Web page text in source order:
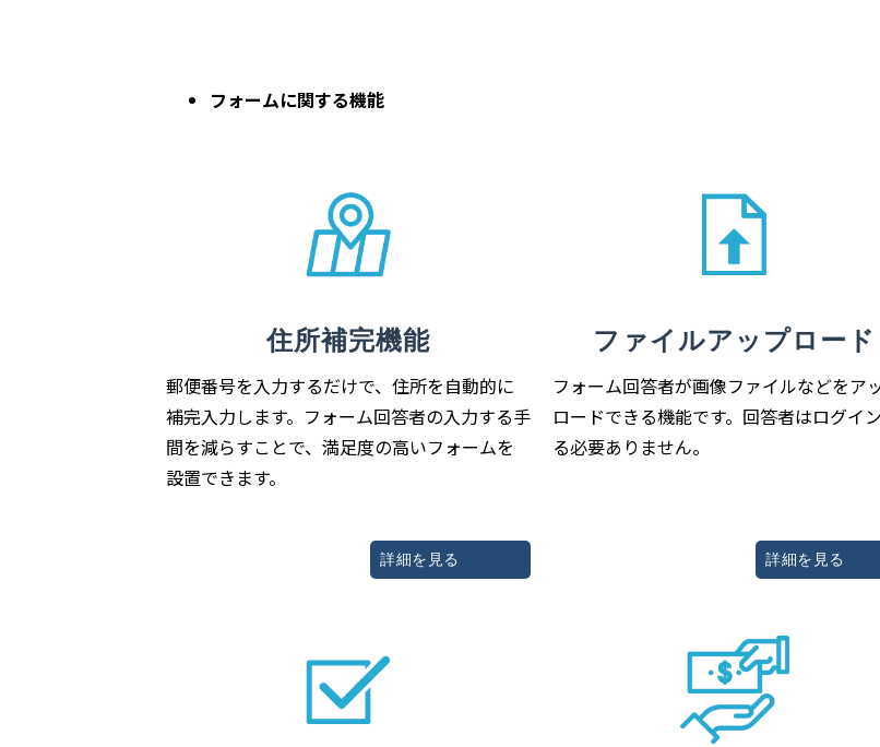
フォームに関する機能
住所補完機能
郵便番号を入力するだけで、住所を自動的に
補完入力します。フォーム回答者の入力する手
間を減らすことで、満足度の高いフォームを
設置できます。
詳細を見る
ファイルアップロード
フォーム回答者が画像ファイルなどをア
ロードできる機能です。回答者はログイ
る必要ありません。
詳細を見る